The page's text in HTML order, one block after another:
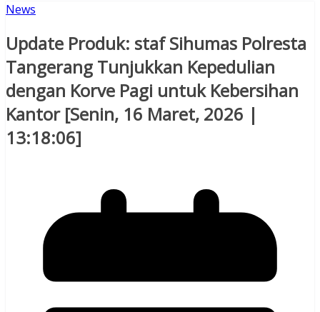
News
Update Produk: staf Sihumas Polresta
Tangerang Tunjukkan Kepedulian
dengan Korve Pagi untuk Kebersihan
Kantor [Senin, 16 Maret, 2026 |
13:18:06]